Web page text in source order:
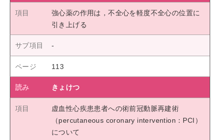
強心薬の作用は，不全心を軽度不全心の位置に
引き上げる
113
きょけつ
虚血性心疾患患者への術前冠動脈再建術
（percutaneous coronary intervention：PCI）
について